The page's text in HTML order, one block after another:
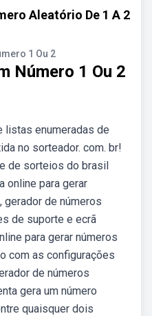
Aleatório De 1 A 2
1 Ou 2
Número 1 Ou 2
listas enumeradas de
no sorteador. com. br!
de sorteios do brasil
online para gerar
gerador de números
de suporte e ecrã
para gerar números
com as configurações
de números
gera um número
quaisquer dois